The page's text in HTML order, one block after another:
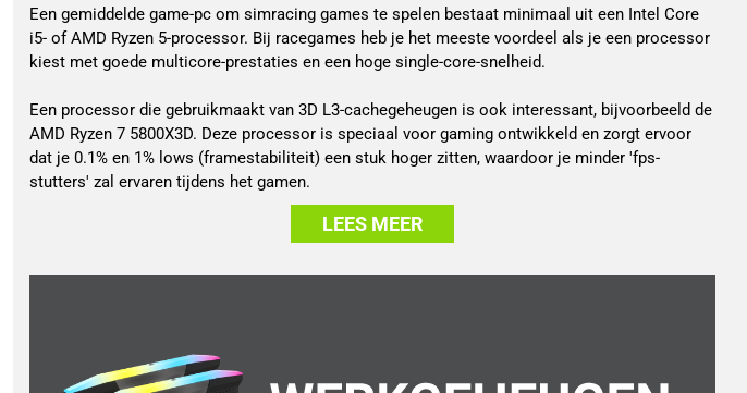
Een gemiddelde game-pc om simracing games te spelen bestaat minimaal uit een Intel Core
i5- of AMD Ryzen 5-processor. Bij racegames heb je het meeste voordeel als je een processor
kiest met goede multicore-prestaties en een hoge single-core-snelheid.
Een processor die gebruikmaakt van 3D L3-cachegeheugen is ook interessant, bijvoorbeeld de
AMD Ryzen 7 5800X3D. Deze processor is speciaal voor gaming ontwikkeld en zorgt ervoor
dat je 0.1% en 1% lows (framestabiliteit) een stuk hoger zitten, waardoor je minder 'fps-
stutters' zal ervaren tijdens het gamen.
LEES MEER